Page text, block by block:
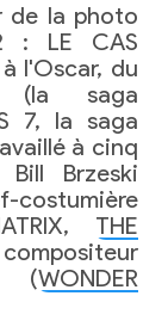
de la photo
: LE CAS
à l'Oscar, du
(la saga
7, la saga
à cinq
Brzeski
costumière
THE
(WONDER